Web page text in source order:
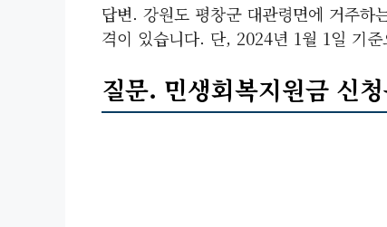
답변. 강원도 평창군 대관령면에 거주하
격이 있습니다. 단, 2024년 1월 1일 기
질문. 민생회복지원금 신